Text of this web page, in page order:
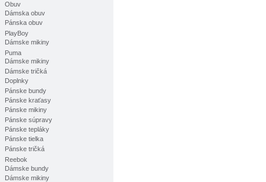
Obuv
Dámska obuv
Pánska obuv
PlayBoy
Dámske mikiny
Puma
Dámske mikiny
Dámske tričká
Doplnky
Pánske bundy
Pánske kraťasy
Pánske mikiny
Pánske súpravy
Pánske tepláky
Pánske tielka
Pánske tričká
Reebok
Dámske bundy
Dámske mikiny